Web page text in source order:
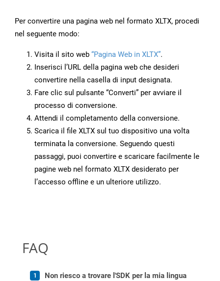
Per convertire una pagina web nel formato XLTX, procedi
nel seguente modo:
Visita il sito web “Pagina Web in XLTX”.
Inserisci l’URL della pagina web che desideri
convertire nella casella di input designata.
Fare clic sul pulsante “Converti” per avviare il
processo di conversione.
Attendi il completamento della conversione.
Scarica il file XLTX sul tuo dispositivo una volta
terminata la conversione. Seguendo questi
passaggi, puoi convertire e scaricare facilmente le
pagine web nel formato XLTX desiderato per
l’accesso offline e un ulteriore utilizzo.
FAQ
Non riesco a trovare l'SDK per la mia lingua